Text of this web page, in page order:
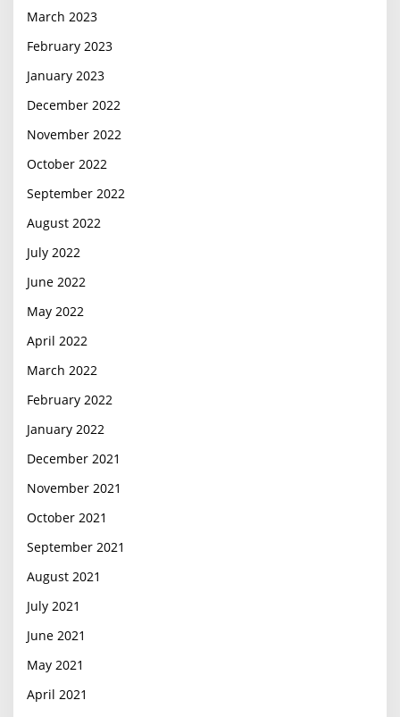
March 2023
February 2023
January 2023
December 2022
November 2022
October 2022
September 2022
August 2022
July 2022
June 2022
May 2022
April 2022
March 2022
February 2022
January 2022
December 2021
November 2021
October 2021
September 2021
August 2021
July 2021
June 2021
May 2021
April 2021